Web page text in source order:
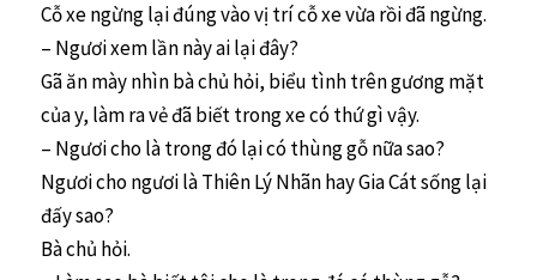
Cỗ xe ngừng lại đúng vào vị trí cỗ xe vừa rồi đã ngừng.
– Ngươi xem lần này ai lại đây?
Gã ăn mày nhìn bà chủ hỏi, biểu tình trên gương mặt
của y, làm ra vẻ đã biết trong xe có thứ gì vậy.
– Ngươi cho là trong đó lại có thùng gỗ nữa sao?
Ngươi cho ngươi là Thiên Lý Nhãn hay Gia Cát sống lại
đấy sao?
Bà chủ hỏi.